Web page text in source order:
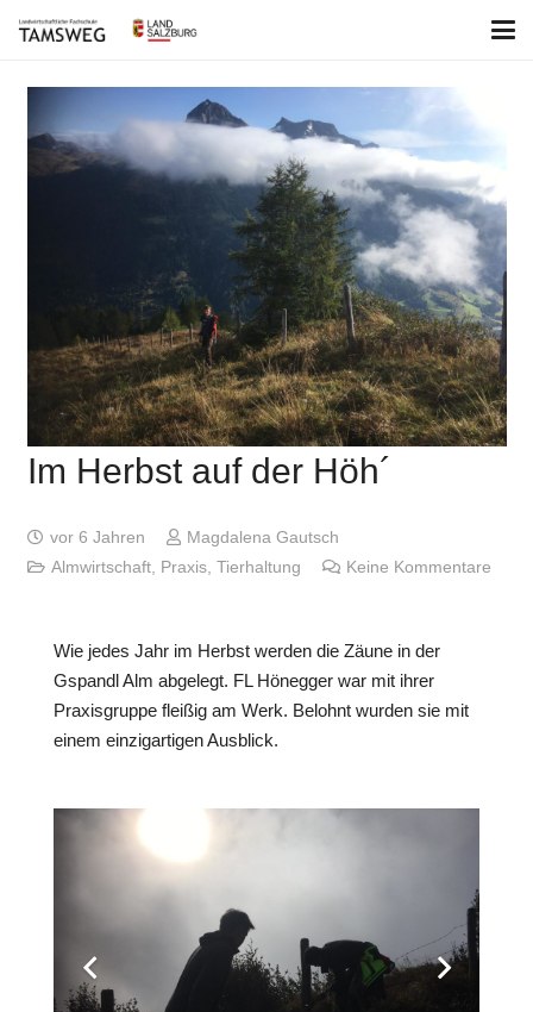
Im Herbst auf der Höh´
vor 6 Jahren
Magdalena Gautsch
Almwirtschaft, Praxis, Tierhaltung Keine Kommentare
Wie jedes Jahr im Herbst werden die Zäune in der
Gspandl Alm abgelegt. FL Hönegger war mit ihrer
Praxisgruppe fleißig am Werk. Belohnt wurden sie mit
einem einzigartigen Ausblick.